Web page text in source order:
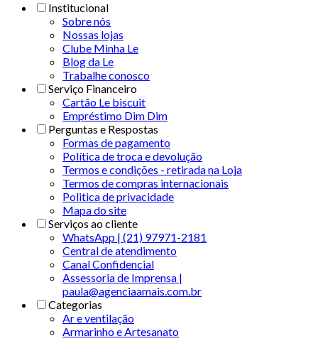
Institucional
Sobre nós
Nossas lojas
Clube Minha Le
Blog da Le
Trabalhe conosco
Serviço Financeiro
Cartão Le biscuit
Empréstimo Dim Dim
Perguntas e Respostas
Formas de pagamento
Política de troca e devolução
Termos e condições - retirada na Loja
Termos de compras internacionais
Politica de privacidade
Mapa do site
Serviços ao cliente
WhatsApp | (21) 97971-2181
Central de atendimento
Canal Confidencial
Assessoria de Imprensa |
paula@agenciaamais.com.br
Categorias
Ar e ventilação
Armarinho e Artesanato